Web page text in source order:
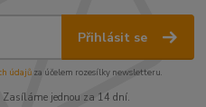
Přihlásit se
údajůza účelem rozesílky newsletteru.
Zasíláme jednou za 14 dní.